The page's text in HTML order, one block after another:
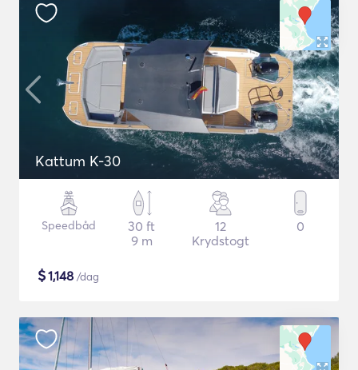
Kattum K-30
Speedbåd
30 ft
9 m
12
Krydstogt
0
$1,148 /dag